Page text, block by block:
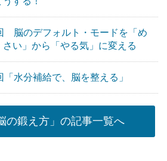
脳のデフォルト・モードを「め
さい」から「やる気」に変える
「水分補給で、脳を整える」
の鍛え方」の記事一覧へ